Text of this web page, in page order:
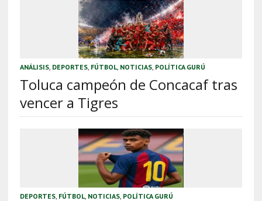
ANÁLISIS, DEPORTES, FÚTBOL, NOTICIAS, POLÍTICA GURÚ
Toluca campeón de Concacaf tras
vencer a Tigres
DEPORTES, FÚTBOL, NOTICIAS, POLÍTICA GURÚ